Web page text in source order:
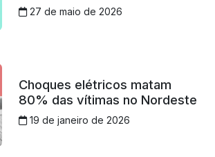
27 de maio de 2026
Choques elétricos matam
80% das vítimas no Nordeste
19 de janeiro de 2026